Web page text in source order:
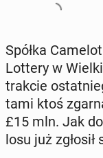
Spółka
Lottery w
trakcie
ta­mi ktoś
£15 mln. Jak
losu już zgłosił